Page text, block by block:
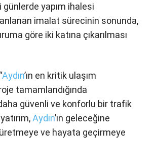
yapım ihalesi
imalat sürecinin sonunda,
göre iki katına çıkarılması
Aydın’ın en kritik ulaşım
tamamlandığında
güvenli ve konforlu bir trafik
Aydın’ın geleceğine
üretmeye ve hayata geçirmeye